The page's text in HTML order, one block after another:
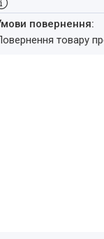
повернення товару